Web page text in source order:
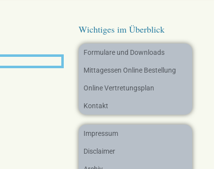
Wichtiges im Überblick
Formulare und Downloads
Mittagessen Online Bestellung
Online Vertretungsplan
Kontakt
Impressum
Disclaimer